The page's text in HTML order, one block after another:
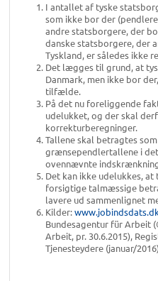
I antallet af tyske
som ikke bor der
andre statsborgere, der
danske statsborgere, der
Tyskland, er således ikke
Det lægges til grund, at
Danmark, men ikke bor
tilfælde.
På det nu foreliggende
udelukket, og der skal
korrekturberegninger.
Tallene skal betragtes
grænsependlertallene i
ovennævnte
Det kan ikke udelukkes,
forsigtige talmæssige
lavere ud sammenlignet
Kilder:
Bundesagentur für Arbeit
Arbeit, pr. 30.6.2015),
Tjenesteydere (januar/